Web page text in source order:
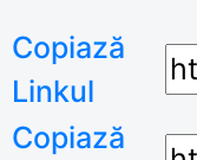
Copiază
Linkul
Copiază